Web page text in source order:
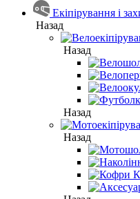
Екіпірування і
Назад
Назад
Назад
Назад